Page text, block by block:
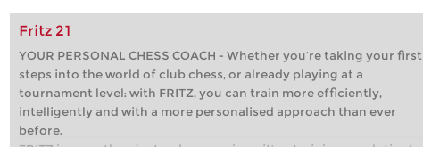
Fritz 21
YOUR PERSONAL CHESS COACH - Whether you’re taking your first
steps into the world of club chess, or already playing at a
tournament level: with FRITZ, you can train more efficiently,
intelligently and with a more personalised approach than ever
before.